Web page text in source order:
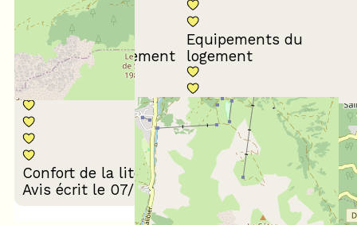
Propreté du logement
Equipements du
logement
Confort de la literie
Décoration du
logement
Avis écrit le 07/01/2025